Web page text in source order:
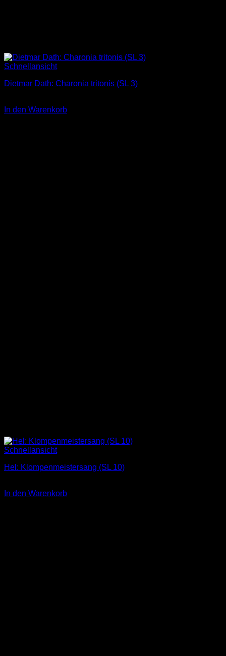
Schnellansicht
Dietmar Dath: Charonia tritonis (SL 3)
In den Warenkorb
Schnellansicht
Hel: Klompenmeistersang (SL 10)
In den Warenkorb